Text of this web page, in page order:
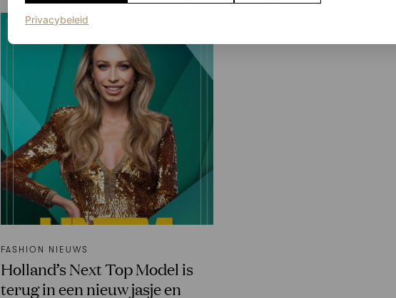
FASHION NIEUWS
Holland’s Next Top Model is
terug in een nieuw jasje en
Privacybeleid